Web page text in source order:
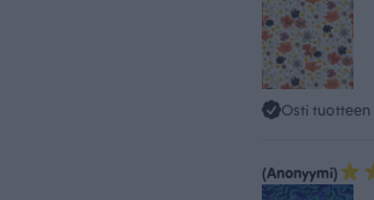
Osti tuotteen
(Anonyymi)